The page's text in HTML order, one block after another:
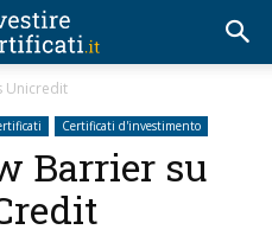
Unicredit
Certificati d'investimento
Barrier su